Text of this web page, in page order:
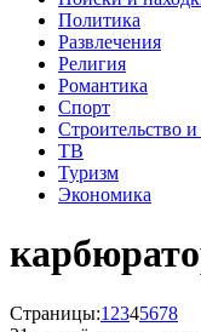
Политика
Развлечения
Религия
Романтика
Спорт
Строительство
ТВ
Туризм
Экономика
Страницы:1 2345678